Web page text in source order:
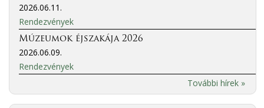
2026.06.11.
Rendezvények
Múzeumok éjszakája 2026
2026.06.09.
Rendezvények
További hírek »